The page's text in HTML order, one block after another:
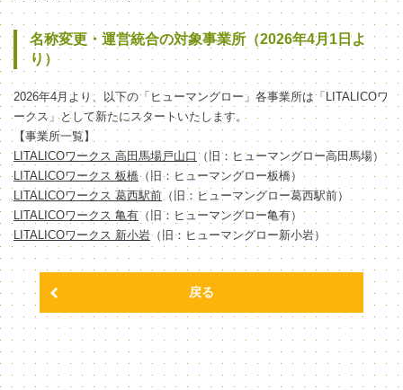
名称変更・運営統合の対象事業所（2026年4月1日よ
り）
2026年4月より、以下の「ヒューマングロー」各事業所は「LITALICOワ
ークス」として新たにスタートいたします。
【事業所一覧】
LITALICOワークス 高田馬場戸山口 （旧：ヒューマングロー高田馬場）
LITALICOワークス 板橋（旧：ヒューマングロー板橋）
LITALICOワークス 葛西駅前 （旧：ヒューマングロー葛西駅前）
LITALICOワークス 亀有（旧：ヒューマングロー亀有）
LITALICOワークス 新小岩（旧：ヒューマングロー新小岩）
戻る